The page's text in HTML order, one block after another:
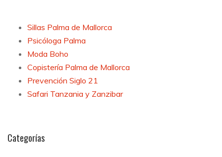
Sillas Palma de Mallorca
Psicóloga Palma
Moda Boho
Copistería Palma de Mallorca
Prevención Siglo 21
Safari Tanzania y Zanzibar
Categorías